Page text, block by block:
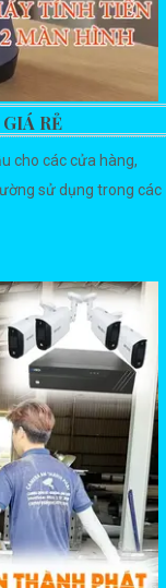
RẺ
cho các cửa hàng,
sử dụng trong các